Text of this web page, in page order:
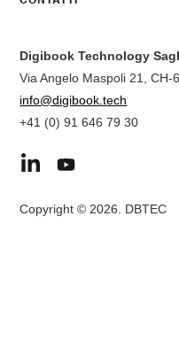
Digibook Technology Sagl
Via Angelo Maspoli 21, CH-
info@digibook.tech
+41 (0) 91 646 79 30
Copyright © 2026. DBTEC